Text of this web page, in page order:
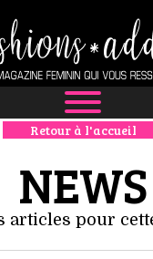
NEWS
MODE
LUXE
Retour à l'accueil
NEWS
articles pour